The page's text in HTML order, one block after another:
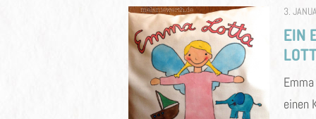
POSTED
3.
EIN
einen